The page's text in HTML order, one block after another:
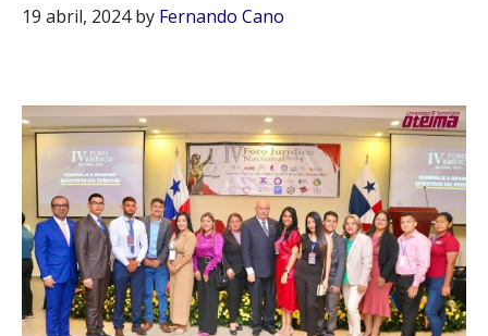
19 abril, 2024by Fernando Cano